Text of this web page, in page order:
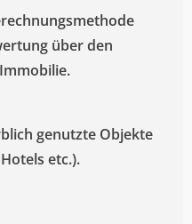
über den
genutzte Objekte
etc.).